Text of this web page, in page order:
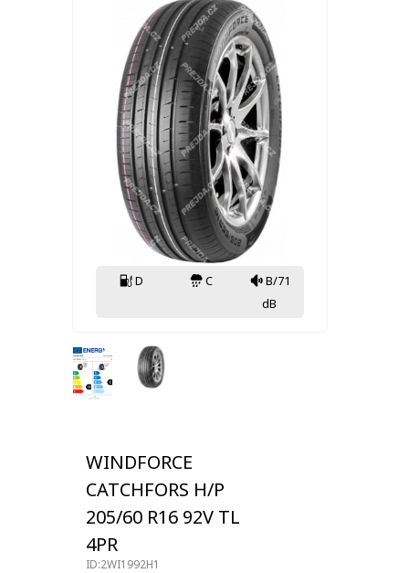
D C
B/71
dB
WINDFORCE
CATCHFORS H/P
205/60 R16 92V TL
4PR
ID:2WI1992H1